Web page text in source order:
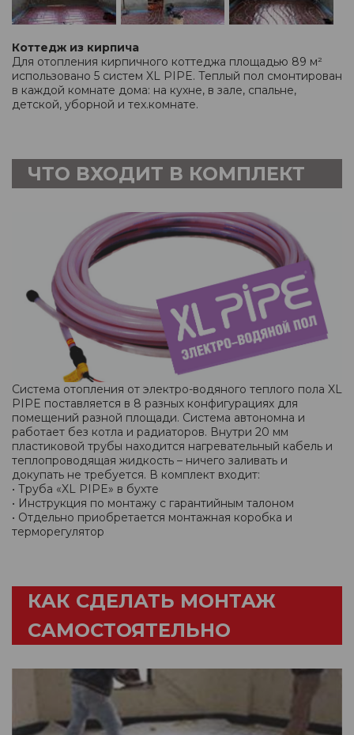
Коттедж из кирпича
Для отопления кирпичного коттеджа площадью 89 м²
использовано 5 систем XL PIPE. Теплый пол смонтирован
в каждой комнате дома: на кухне, в зале, спальне,
детской, уборной и тех.комнате.
ЧТО ВХОДИТ В КОМПЛЕКТ
Система отопления от электро-водяного теплого пола XL
PIPE поставляется в 8 разных конфигурациях для
помещений разной площади. Система автономна и
работает без котла и радиаторов. Внутри 20 мм
пластиковой трубы находится нагревательный кабель и
теплопроводящая жидкость – ничего заливать и
докупать не требуется. В комплект входит:
• Труба «XL PIPE» в бухте
• Инструкция по монтажу с гарантийным талоном
• Отдельно приобретается монтажная коробка и
терморегулятор
КАК СДЕЛАТЬ МОНТАЖ
САМОСТОЯТЕЛЬНО